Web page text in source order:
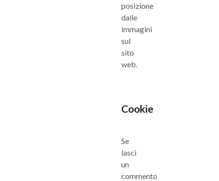
posizione
dalle
immagini
sul
sito
web.
Cookie
Se
lasci
un
commento